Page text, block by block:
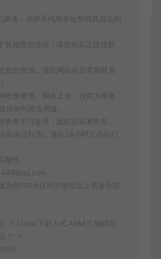
媒体，但并不代表本站赞同其观点和
其他商业活动，请您购买正版授权
处的资源，请在网站右边客服联系
收集整理、网友上传，仅供大家参
目的与商业用途。
考学习使用，版权归原著所有，
和非法行为，请在24小时之内自行
性。
为您100%认同并接受以上所述全部
Linux 下嵌入式 ARM 汇编优化
？